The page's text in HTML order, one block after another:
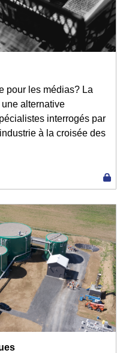
pour les médias? La
alternative
interrogés par
à la croisée des